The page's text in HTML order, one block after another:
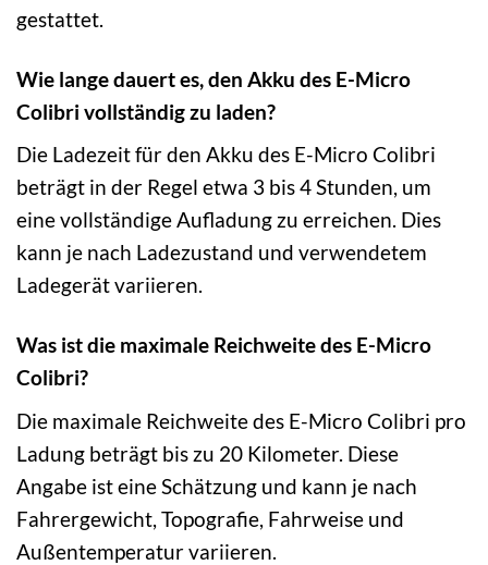
gestattet.
Wie lange dauert es, den Akku des E-Micro
Colibri vollständig zu laden?
Die Ladezeit für den Akku des E-Micro Colibri
beträgt in der Regel etwa 3 bis 4 Stunden, um
eine vollständige Aufladung zu erreichen. Dies
kann je nach Ladezustand und verwendetem
Ladegerät variieren.
Was ist die maximale Reichweite des E-Micro
Colibri?
Die maximale Reichweite des E-Micro Colibri pro
Ladung beträgt bis zu 20 Kilometer. Diese
Angabe ist eine Schätzung und kann je nach
Fahrergewicht, Topografie, Fahrweise und
Außentemperatur variieren.